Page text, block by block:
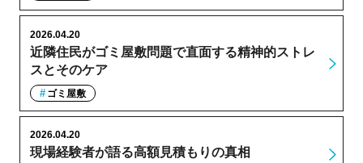
近隣住民がゴミ屋敷問題で直面する精神的ストレ
スとそのケア
2026.04.20
ゴミ屋敷
現場経験者が語る高額見積もりの真相
2026.04.20